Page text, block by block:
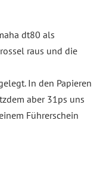
dt80 als
raus und die
In den Papieren
aber 31ps uns
Führerschein